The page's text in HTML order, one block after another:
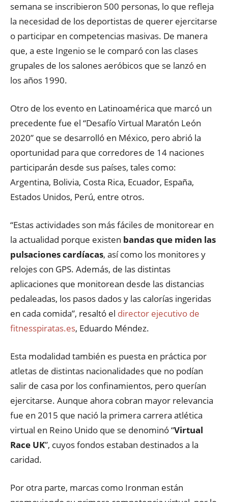
semana se inscribieron 500 personas, lo que refleja
la necesidad de los deportistas de querer ejercitarse
o participar en competencias masivas. De manera
que, a este Ingenio se le comparó con las clases
grupales de los salones aeróbicos que se lanzó en
los años 1990.
Otro de los evento en Latinoamérica que marcó un
precedente fue el “Desafío Virtual Maratón León
2020” que se desarrolló en México, pero abrió la
oportunidad para que corredores de 14 naciones
participarán desde sus países, tales como:
Argentina, Bolivia, Costa Rica, Ecuador, España,
Estados Unidos, Perú, entre otros.
“Estas actividades son más fáciles de monitorear en
la actualidad porque existen bandas que miden las
pulsaciones cardíacas, así como los monitores y
relojes con GPS. Además, de las distintas
aplicaciones que monitorean desde las distancias
pedaleadas, los pasos dados y las calorías ingeridas
en cada comida”, resaltó el director ejecutivo de
fitnesspiratas.es, Eduardo Méndez.
Esta modalidad también es puesta en práctica por
atletas de distintas nacionalidades que no podían
salir de casa por los confinamientos, pero querían
ejercitarse. Aunque ahora cobran mayor relevancia
fue en 2015 que nació la primera carrera atlética
virtual en Reino Unido que se denominó “Virtual
Race UK”, cuyos fondos estaban destinados a la
caridad.
Por otra parte, marcas como Ironman están